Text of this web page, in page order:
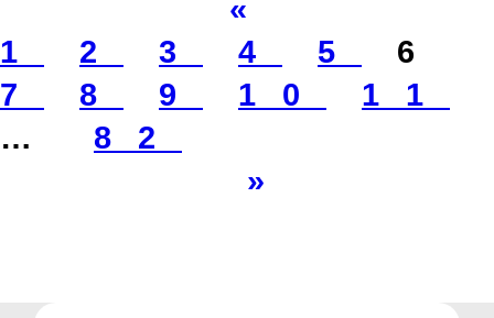
«
1
2 3 4 5
6
7
8 9 10
11
…
82
»